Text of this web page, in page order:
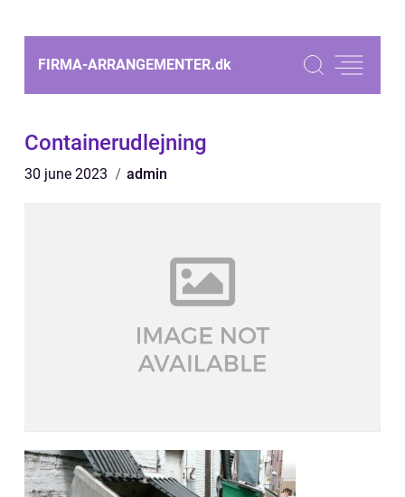
FIRMA-ARRANGEMENTER.dk
Containerudlejning
30 june 2023 admin